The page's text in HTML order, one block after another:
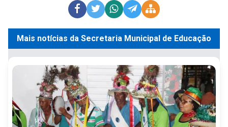
Mais notícias da Secretaria Municipal de Educação